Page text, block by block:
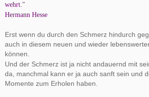
wehrt."
Hermann Hesse
Erst wenn du durch den Schmerz hindurch
auch in diesem neuen und wieder
können.
Und der Schmerz ist ja nicht andauernd mit
da, manchmal kann er ja auch sanft sein und
Momente zum Erholen haben.